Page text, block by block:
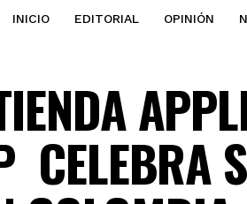
INICIO EDITORIAL OPINIÓN
CELEBRA